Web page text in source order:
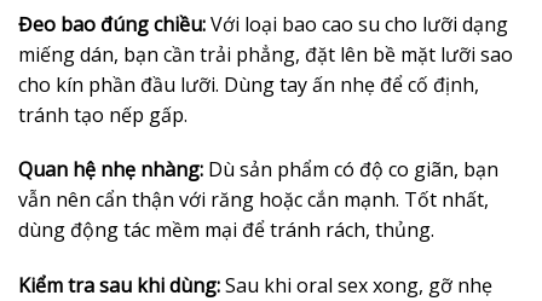
Đeo bao đúng chiều:Với loại bao cao su cho lưỡi dạng
miếng dán, bạn cần trải phẳng, đặt lên bề mặt lưỡi sao
cho kín phần đầu lưỡi. Dùng tay ấn nhẹ để cố định,
tránh tạo nếp gấp.
Quan hệ nhẹ nhàng: Dù sản phẩm có độ co giãn, bạn
vẫn nên cẩn thận với răng hoặc cắn mạnh. Tốt nhất,
dùng động tác mềm mại để tránh rách, thủng.
Kiểm tra sau khi dùng:Sau khi oral sex xong, gỡ nhẹ